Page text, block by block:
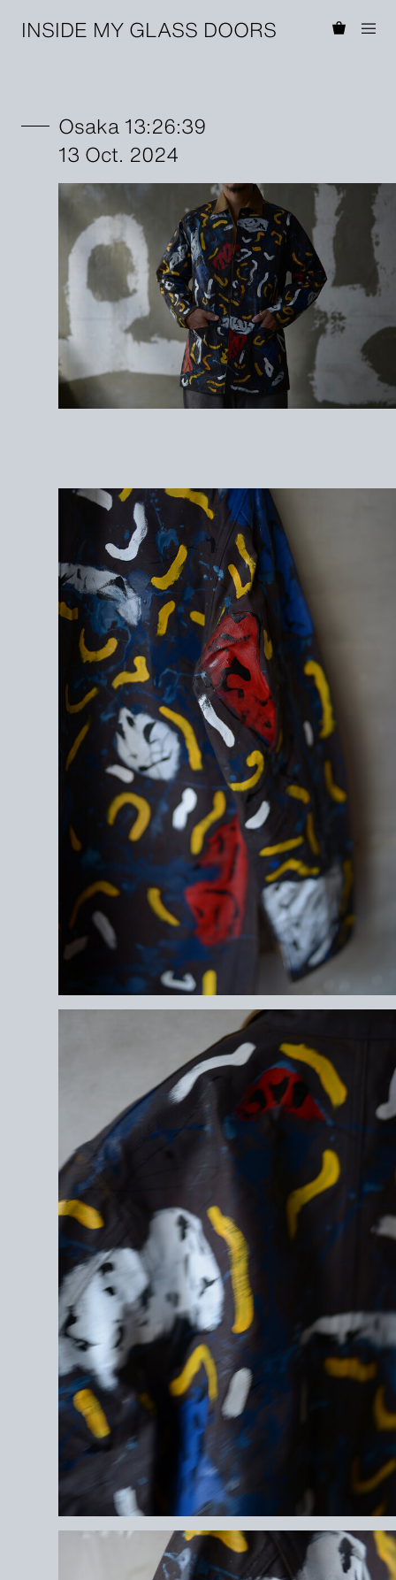
INSIDE MY GLASS DOORS
Osaka 13:26:39
13 Oct. 2024